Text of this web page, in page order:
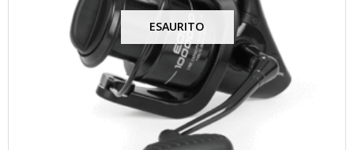
ESAURITO